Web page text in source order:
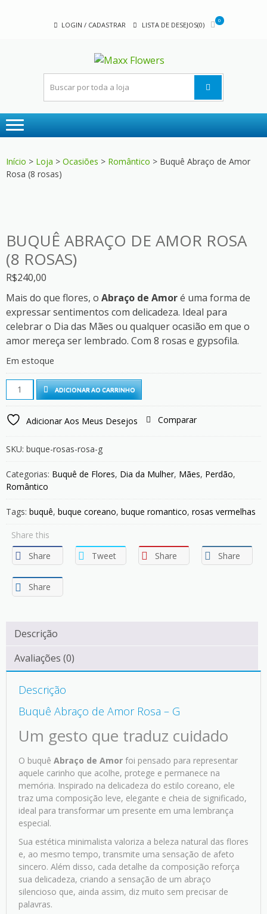
LOGIN / CADASTRAR LISTA DE DESEJOS(0)
0
MAXX
Início > Loja > Ocasiões > Romântico > Buquê Abraço de Amor
Rosa (8 rosas)
BUQUÊ ABRAÇO DE AMOR ROSA
(8 ROSAS)
R$240,00
Mais do que flores, o Abraço de Amoré uma forma de
expressar sentimentos com delicadeza. Ideal para
celebrar o Dia das Mães ou qualquer ocasião em que o
amor mereça ser lembrado. Com 8 rosas e gypsofila.
Em estoque
Buquê
Abraço
de
Amor
Rosa
rosas)
quantity
ADICIONAR AO CARRINHO
Adicionar Aos Meus Desejos Comparar
SKU: buque-rosas-rosa-g
Categorias: Buquê de Flores, Dia da Mulher, Mães, Perdão,
Romântico
Tags: buquê, buque coreano, buque romantico, rosas vermelhas
Share this
Share
Tweet Share Share
Share
Descrição
Avaliações (0)
Descrição
Buquê Abraço de Amor Rosa – G
Um gesto que traduz cuidado
O buquê Abraço de Amor foi pensado para representar
aquele carinho que acolhe, protege e permanece na
memória. Inspirado na delicadeza do estilo coreano, ele
traz uma composição leve, elegante e cheia de significado,
ideal para transformar um presente em uma lembrança
especial.
Sua estética minimalista valoriza a beleza natural das flores
e, ao mesmo tempo, transmite uma sensação de afeto
sincero. Além disso, cada detalhe da composição reforça
sua delicadeza, criando a sensação de um abraço
silencioso que, ainda assim, diz muito sem precisar de
palavras.